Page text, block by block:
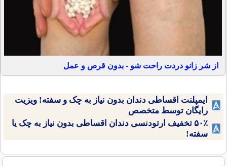
از شر زانو دردت راحت شو - بدون قرص و عمل
ایمپلنت اقساطی دندان بدون نیاز به چک و سفته! ویزیت
رایگان توسط متخصص
۵۰٪ تخفیف ارتودنسی دندان اقساطی بدون نیاز به چک یا
سفته!